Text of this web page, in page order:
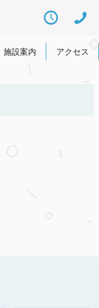
施設案内 アクセス